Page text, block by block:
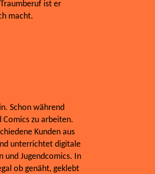
ist er
macht.
Schon während
Comics zu arbeiten.
Kunden aus
unterrichtet digitale
und Jugendcomics. In
ob genäht, geklebt